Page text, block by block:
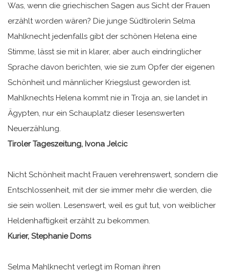
Was, wenn die griechischen Sagen aus Sicht der Frauen
erzählt worden wären? Die junge Südtirolerin Selma
Mahlknecht jedenfalls gibt der schönen Helena eine
Stimme, lässt sie mit in klarer, aber auch eindringlicher
Sprache davon berichten, wie sie zum Opfer der eigenen
Schönheit und männlicher Kriegslust geworden ist.
Mahlknechts Helena kommt nie in Troja an, sie landet in
Ägypten, nur ein Schauplatz dieser lesenswerten
Neuerzählung.
Tiroler Tageszeitung, Ivona Jelcic
Nicht Schönheit macht Frauen verehrenswert, sondern die
Entschlossenheit, mit der sie immer mehr die werden, die
sie sein wollen. Lesenswert, weil es gut tut, von weiblicher
Heldenhaftigkeit erzählt zu bekommen.
Kurier, Stephanie Doms
Selma Mahlknecht verlegt im Roman ihren